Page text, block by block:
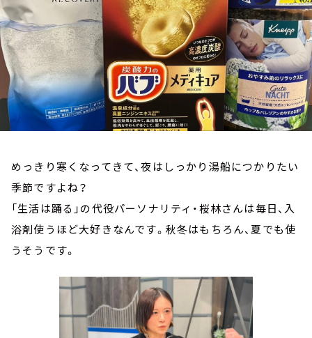
めっきり寒くなってきて、夜はしっかり湯船につかりたい
季節ですよね？
「生活は踊る」の代役パーソナリティ・桜林さんは毎日、入
浴剤使うほど大好きなんです。秋冬はもちろん、夏でも使
うそうです。